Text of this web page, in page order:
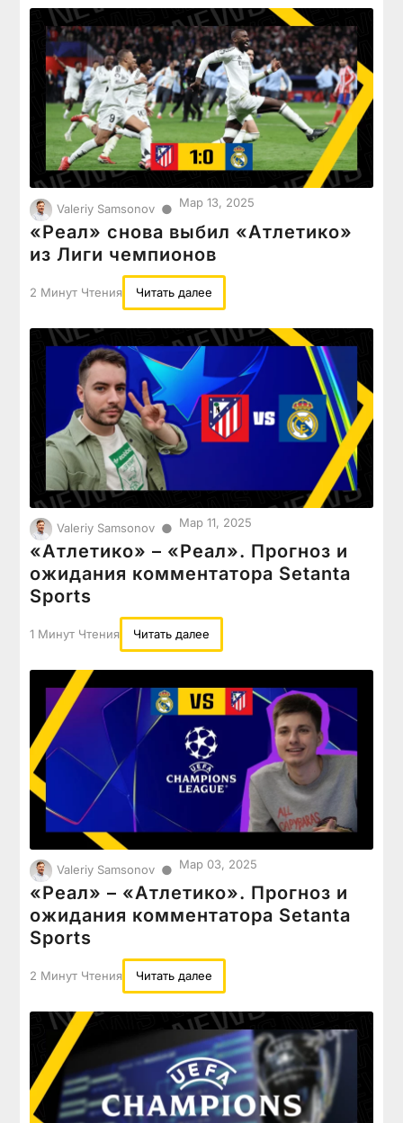
Valeriy Samsonov ● Мар 13, 2025
«Реал» снова выбил «Атлетико»
из Лиги чемпионов
2 Минут Чтения Читать далее
Valeriy Samsonov ● Мар 11, 2025
«Атлетико» – «Реал». Прогноз и
ожидания комментатора Setanta
Sports
1 Минут Чтения Читать далее
Valeriy Samsonov ● Мар 03, 2025
«Реал» – «Атлетико». Прогноз и
ожидания комментатора Setanta
Sports
2 Минут Чтения Читать далее